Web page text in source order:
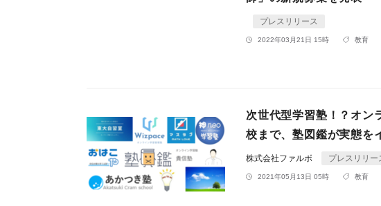
プレスリリース
2022年03月21日 15時 教育
次世代型学習塾！？オン
校まで、塾図鑑が実態を
株式会社ファルボ プレスリリー
2021年05月13日 05時 教育